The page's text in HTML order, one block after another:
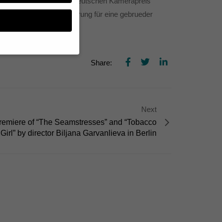
die zweite Nominierung für eine gebrueder
Share:
Next
of “The Seamstresses” and “Tobacco
Girl” by director Biljana Garvanlieva in Berlin
.
ganzen Kategorien
erforderlich.